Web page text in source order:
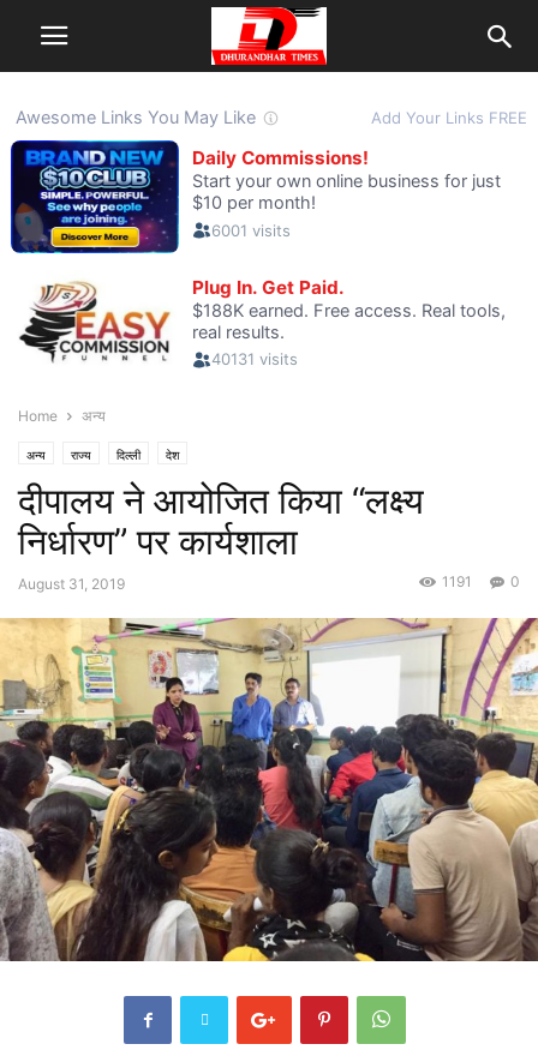
Home अन्य
अन्य राज्य दिल्ली देश
दीपालय ने आयोजित किया “लक्ष्य
निर्धारण” पर कार्यशाला
August 31, 2019 0
1191